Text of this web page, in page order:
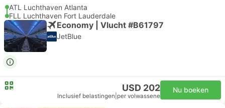
ATL Luchthaven Atlanta
FLL Luchthaven Fort Lauderdale
Economy | Vlucht #B61797
JetBlue
USD 202
Inclusief belastingen per volwassene
Nu boeken